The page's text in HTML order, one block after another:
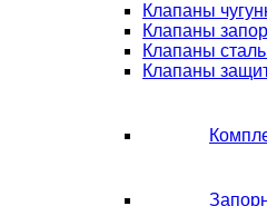
Клапаны
Клапаны
Клапаны
Клапаны